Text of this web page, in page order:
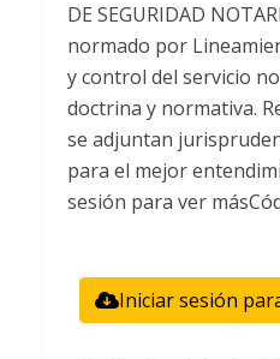
DE SEGURIDAD
normado por
y control del servicio
doctrina y normativa.
se adjuntan
para el mejor
sesión para ver
Iniciar sesión